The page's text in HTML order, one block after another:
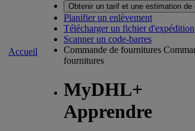
Accueil
Obtenir un tarif et une estimation de
Planifier un enlèvement
Télécharger un fichier d'expédition
Scanner un code-barres
Commande de fournitures
fournitures
MyDHL+
Apprendre